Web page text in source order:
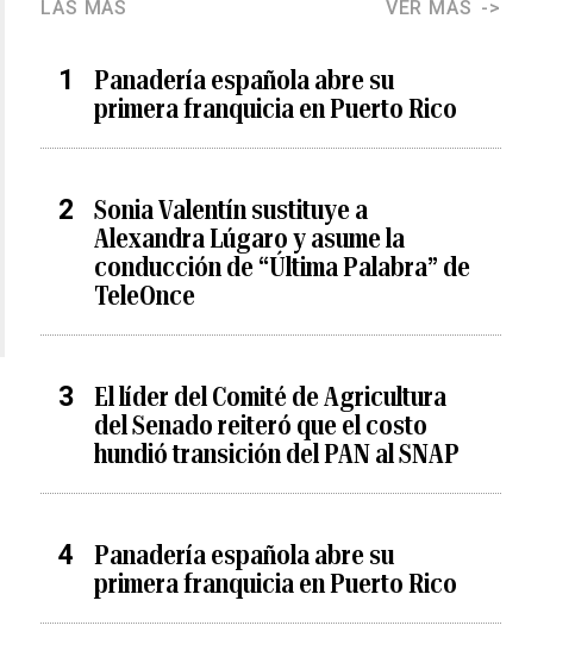
LAS MÁS VER MÁS
Panadería española abre su
primera franquicia en Puerto Rico
Sonia Valentín sustituye a
Alexandra Lúgaro y asume la
conducción de “Última Palabra” de
TeleOnce
El líder del Comité de Agricultura
del Senado reiteró que el costo
hundió transición del PAN al SNAP
Panadería española abre su
primera franquicia en Puerto Rico